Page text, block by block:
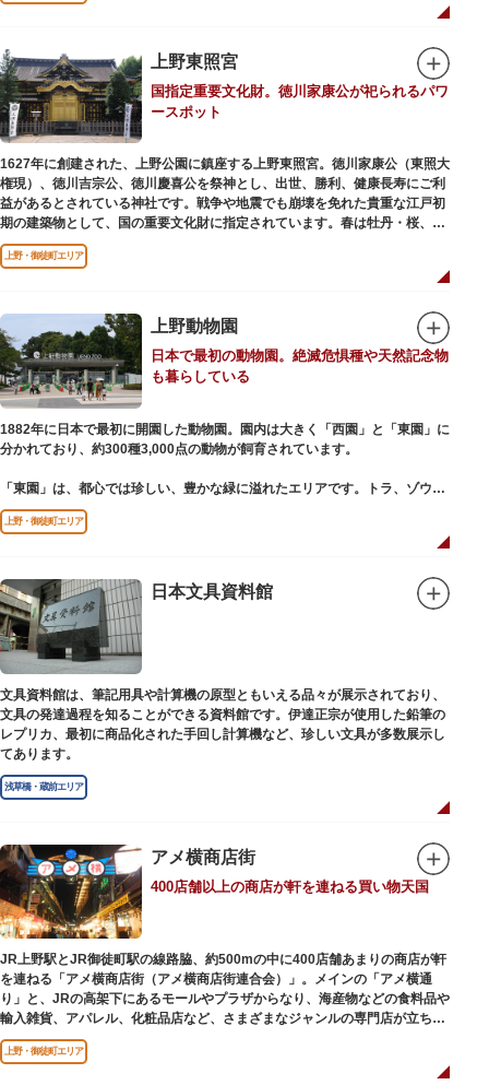
います。戦火を免れた輪王寺門跡御本坊表門、徳川将軍霊廟勅額門など重要
清水観音堂の舞台前に復元された「月の松」は、浮世絵師歌川広重の「名所
江戸百景」にも描かれていることで有名。丸い形の松から不忍池辯天堂を見
下ろす風流な景観は、絶好のフォトスポットとなっています。
東叡山（とうえいざん）という山号は、東の「比叡山延暦寺」を意味してお
り、比叡山や京都の有名寺院になぞらえて上野の山に数多くの堂舎が建立さ
れました。本尊は薬師瑠璃光如来（やくしるりこうにょらい）で、伝教大師
最澄が自ら彫ったと伝えられる秘仏です。徳川歴代将軍の祈祷寺と菩提寺を
兼ね、御霊廟には6名の将軍が埋葬されています。
上野東照宮
国指定重要文化財。徳川家康公が祀られるパワ
ースポット
1627年に創建された、上野公園に鎮座する上野東照宮。徳川家康公（東照大
権現）、徳川吉宗公、徳川慶喜公を祭神とし、出世、勝利、健康長寿にご利
益があるとされている神社です。戦争や地震でも崩壊を免れた貴重な江戸初
期の建築物として、国の重要文化財に指定されています。春は牡丹・桜、秋
は紅葉やダリア展、お正月は初詣や冬ぼたん鑑賞の地として、年間を通して
国内外からの参拝者で賑わうスポットです。
軍・徳川家光公が、日光東照宮までお参りに行けない江戸の人々のために建
てられたそう。社殿内部は文化財保護のため通常は非公開ですが、特別公開
が実施されることもあるので、拝観を申し込んでみてはいかがでしょうか。
授与所では、期間・数量限定のお守りや御朱印も授与されているので要チェ
ック。手塚治虫のユニコのお守りなど愛らしいものがありますよ。
上野・御徒町エリア
上野動物園
日本で最初の動物園。絶滅危惧種や天然記念物
も暮らしている
1882年に日本で最初に開園した動物園。園内は大きく「西園」と「東園」に
分かれており、約300種3,000点の動物が飼育されています。
「東園」は、都心では珍しい、豊かな緑に溢れたエリアです。トラ、ゾウな
どが住む森エリアや、ホッキョクグマやアザラシが住む海エリアでは、水浴
びなど迫力あるシーンが目撃できることもあります。国指定重要文化財の
一方「西園」は、蓮の名所としても知られる風光明媚な「不忍池」のほとり
に位置する区域。キリンやサイなどの人気動物をはじめ、アイアイや“動か
ない鳥”として話題のハシビロコウなどユニークな種も見られます。
子ども動物園「すてっぷ」では、小動物を間近で観察することを通じて、命
の大切さや生きものの魅力が学べる体験プログラムが実施されています。
歩き疲れたり、お腹が空いてきたら、園内にいくつかあるフードショップで
休憩しましょう。それぞれのお店で、動物たちをモチーフにした可愛いフー
ドやスイーツが食べられます。オリジナルグッズを取り扱うギフトショップ
も必見です。
上野・御徒町エリア
日本文具資料館
文具資料館は、筆記用具や計算機の原型ともいえる品々が展示されており、
文具の発達過程を知ることができる資料館です。伊達正宗が使用した鉛筆の
レプリカ、最初に商品化された手回し計算機など、珍しい文具が多数展示し
てあります。
浅草橋・蔵前エリア
アメ横商店街
400店舗以上の商店が軒を連ねる買い物天国
JR上野駅とJR御徒町駅の線路脇、約500mの中に400店舗あまりの商店が軒
を連ねる「アメ横商店街（アメ横商店街連合会）」。メインの「アメ横通
り」と、JRの高架下にあるモールやプラザからなり、海産物などの食料品や
輸入雑貨、アパレル、化粧品店など、さまざまなジャンルの専門店が立ち並
んでいます。活気ある呼び込みが飛び交うなかで、店員さんとの会話も楽し
みながら目玉商品や特価品を探せるのが魅力のひとつ。年末の叩き売りは風
上野・御徒町エリア